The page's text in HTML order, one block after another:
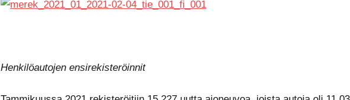
Henkilöautojen ensirekisteröinnit